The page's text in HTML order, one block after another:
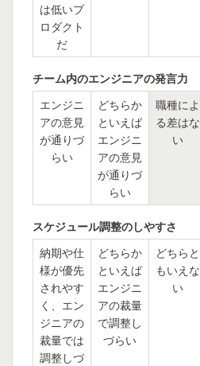
は低いプ
ロダクト
だ
チーム内のエンジニアの発言力
エンジニ
アの意見
が通りづ
らい
どちらか
といえば
エンジニ
アの意見
が通りづ
らい
職種によ
る差はな
い
スケジュール調整のしやすさ
納期や仕
様が優先
されやす
く、エン
ジニアの
裁量では
調整しづ
どちらか
といえば
エンジニ
アの裁量
で調整し
づらい
どちらと
もいえな
い